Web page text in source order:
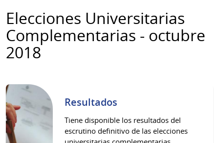
Elecciones Universitarias
Complementarias - octubre
2018
Resultados
Tiene disponible los resultados del
escrutino definitivo de las elecciones